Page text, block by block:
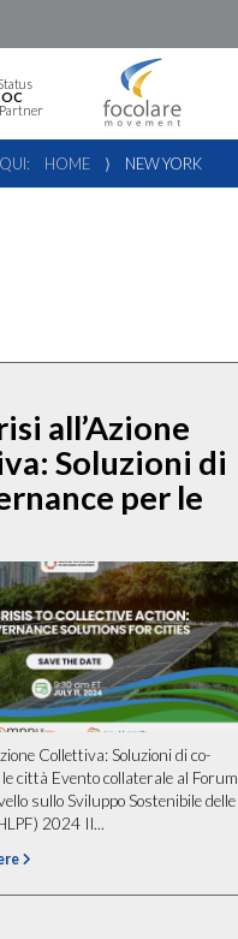
HOME ⟩ NEW YORK
all’Azione
Soluzioni di
per le
Collettiva: Soluzioni di co-
città Evento collaterale al Forum
sullo Sviluppo Sostenibile delle
2024 Il...